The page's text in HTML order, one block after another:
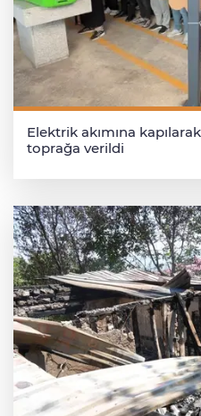
Elektrik akımına
toprağa verildi